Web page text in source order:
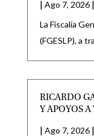
| Ago 7, 2026 |
La Fiscalía
(FGESLP), a
RICARDO
Y APOYOS
| Ago 7, 2026 |